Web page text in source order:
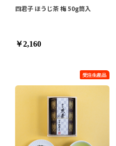
四君子 ほうじ茶 梅 50g筒入
￥2,160